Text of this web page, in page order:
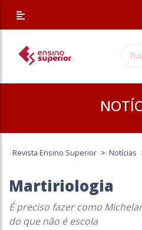
Revista Ensino Superior > Notícias
Martiriologia
É preciso fazer como
do que não é escola